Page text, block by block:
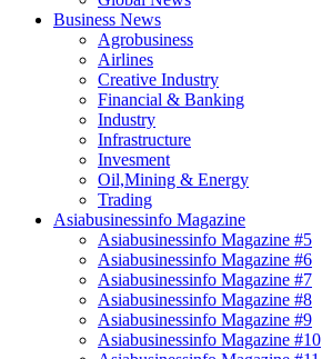
Business News
Agrobusiness
Airlines
Creative Industry
Financial & Banking
Industry
Infrastructure
Invesment
Oil,Mining & Energy
Trading
Asiabusinessinfo Magazine
Asiabusinessinfo Magazine #5
Asiabusinessinfo Magazine #6
Asiabusinessinfo Magazine #7
Asiabusinessinfo Magazine #8
Asiabusinessinfo Magazine #9
Asiabusinessinfo Magazine #10